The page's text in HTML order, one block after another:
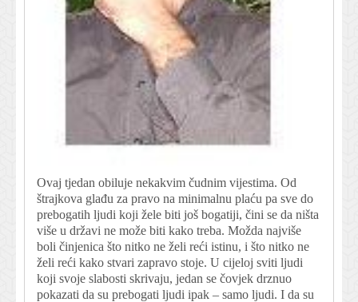
Ovaj tjedan obiluje nekakvim čudnim vijestima. Od
štrajkova glađu za pravo na minimalnu plaću pa sve do
prebogatih ljudi koji žele biti još bogatiji, čini se da ništa
više u državi ne može biti kako treba. Možda najviše
boli činjenica što nitko ne želi reći istinu, i što nitko ne
želi reći kako stvari zapravo stoje. U cijeloj sviti ljudi
koji svoje slabosti skrivaju, jedan se čovjek drznuo
pokazati da su prebogati ljudi ipak – samo ljudi. I da su